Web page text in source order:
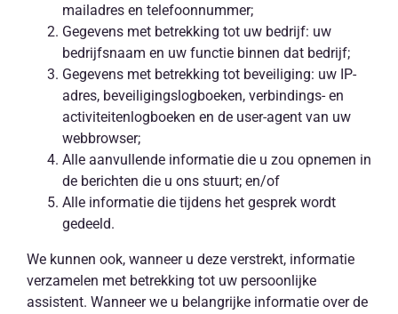
mailadres en telefoonnummer;
Gegevens met betrekking tot uw bedrijf: uw
bedrijfsnaam en uw functie binnen dat bedrijf;
Gegevens met betrekking tot beveiliging: uw IP-
adres, beveiligingslogboeken, verbindings- en
activiteitenlogboeken en de user-agent van uw
webbrowser;
Alle aanvullende informatie die u zou opnemen in
de berichten die u ons stuurt; en/of
Alle informatie die tijdens het gesprek wordt
gedeeld.
We kunnen ook, wanneer u deze verstrekt, informatie
verzamelen met betrekking tot uw persoonlijke
assistent. Wanneer we u belangrijke informatie over de